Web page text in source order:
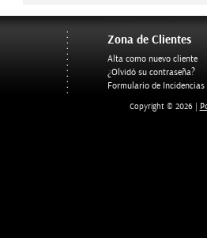
Zona de Clientes
Alta como nuevo cliente
¿Olvidó su contraseña?
Formulario de Incidencias
Copyright © 2026 |